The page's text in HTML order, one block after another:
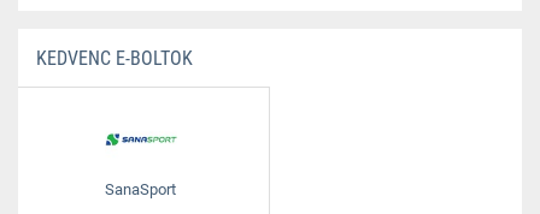
KEDVENC E-BOLTOK
SanaSport